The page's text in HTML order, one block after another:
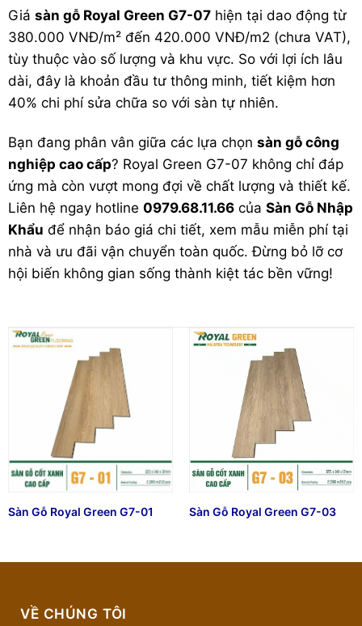
Giá sàn gỗ Royal Green G7-07 hiện tại dao động từ
380.000 VNĐ/m² đến 420.000 VNĐ/m2 (chưa VAT),
tùy thuộc vào số lượng và khu vực. So với lợi ích lâu
dài, đây là khoản đầu tư thông minh, tiết kiệm hơn
40% chi phí sửa chữa so với sàn tự nhiên.
Bạn đang phân vân giữa các lựa chọn sàn gỗ công
nghiệp cao cấp? Royal Green G7-07 không chỉ đáp
ứng mà còn vượt mong đợi về chất lượng và thiết kế.
Liên hệ ngay hotline 0979.68.11.66 của Sàn Gỗ Nhập
Khẩu để nhận báo giá chi tiết, xem mẫu miễn phí tại
nhà và ưu đãi vận chuyển toàn quốc. Đừng bỏ lỡ cơ
hội biến không gian sống thành kiệt tác bền vững!
Sàn Gỗ Royal Green G7-01 Sàn Gỗ Royal Green G7-03
VỀ CHÚNG TÔI